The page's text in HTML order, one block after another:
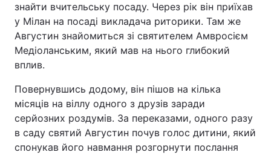
знайти вчительську посаду. Через рік він приїхав
у Мілан на посаді викладача риторики. Там же
Августин знайомиться зі святителем Амвросієм
Медіоланським, який мав на нього глибокий
вплив.
Повернувшись додому, він пішов на кілька
місяців на віллу одного з друзів заради
серйозних роздумів. За переказами, одного разу
в саду святий Августин почув голос дитини, який
спонукав його навмання розгорнути послання